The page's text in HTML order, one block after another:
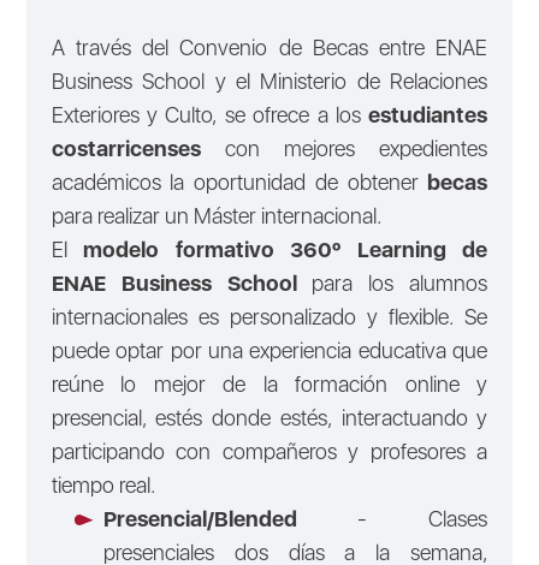
A través del Convenio de Becas entre ENAE
Business School y el Ministerio de Relaciones
Exteriores y Culto, se ofrece a losestudiantes
costarricensescon mejores expedientes
académicos la oportunidad de obtener becas
para realizar un Máster internacional.
Elmodelo formativo 360º Learning de
ENAE Business Schoolpara los alumnos
internacionales es personalizado y flexible. Se
puede optar por una experiencia educativa que
reúne lo mejor de la formación online y
presencial, estés donde estés, interactuando y
participando con compañeros y profesores a
tiempo real.
Presencial/Blended - Clases
presenciales dos días a la semana,